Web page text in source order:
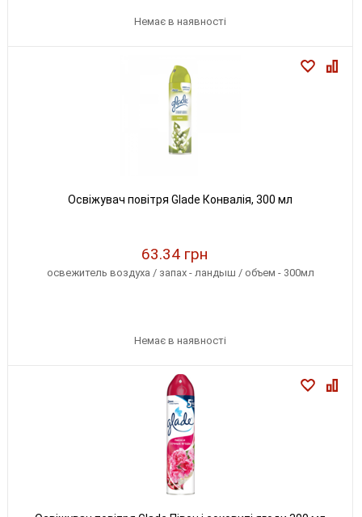
Немає в наявності
Освіжувач повітря Glade Конвалія, 300 мл
63.34 грн
освежитель воздуха / запах - ландыш / объем - 300мл
Немає в наявності